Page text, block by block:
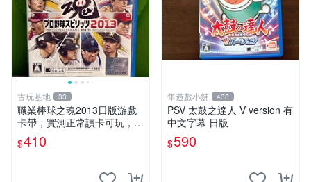
古玩基地 33
職業棒球之魂2013日版游戲
卡帶，實測正常讀卡可玩，少
量包裝壓痕，適合收藏家嚴選
職業棒球 2013 日版 游戲卡
$410
隼遊戲小舖 438
PSV 太鼓之達人 V version 有
中文字幕 日版
$590